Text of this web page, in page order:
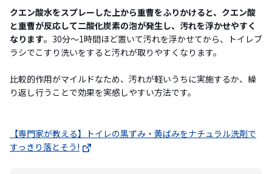
クエン酸水をスプレーした上から重曹をふりかけると、クエン酸
と重曹が反応して二酸化炭素の泡が発生し、汚れを浮かせやすく
なります。30分〜1時間ほど置いて汚れを浮かせてから、トイレブ
ラシでこすり洗いをすると汚れが取りやすくなります。
比較的作用がマイルドなため、汚れが軽いうちに実施するか、繰
り返し行うことで効果を実感しやすい方法です。
【専門家が教える】トイレの黒ずみ・黄ばみをナチュラル洗剤で
すっきり落とそう!